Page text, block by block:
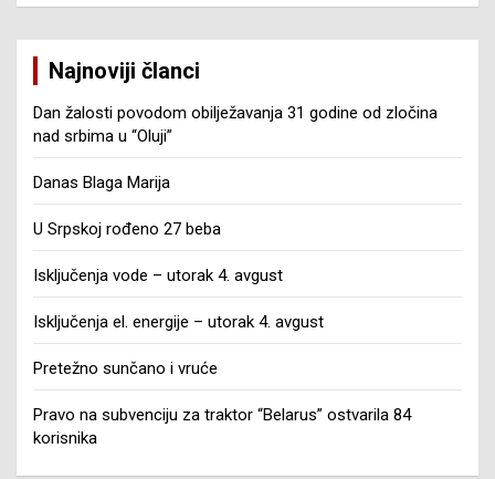
Najnoviji članci
Dan žalosti povodom obilježavanja 31 godine od zločina
nad srbima u “Oluji”
Danas Blaga Marija
U Srpskoj rođeno 27 beba
Isključenja vode – utorak 4. avgust
Isključenja el. energije – utorak 4. avgust
Pretežno sunčano i vruće
Pravo na subvenciju za traktor “Belarus” ostvarila 84
korisnika